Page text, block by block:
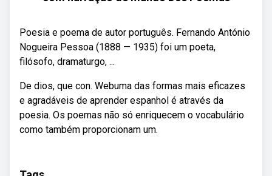
Poesia e poema de autor português. Fernando António
Nogueira Pessoa (1888 — 1935) foi um poeta,
filósofo, dramaturgo, ...
De dios, que con. Webuma das formas mais eficazes
e agradáveis de aprender espanhol é através da
poesia. Os poemas não só enriquecem o vocabulário
como também proporcionam um.